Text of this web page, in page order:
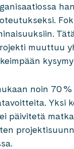
muuttuu
noin 70
Yksi
päivitetä